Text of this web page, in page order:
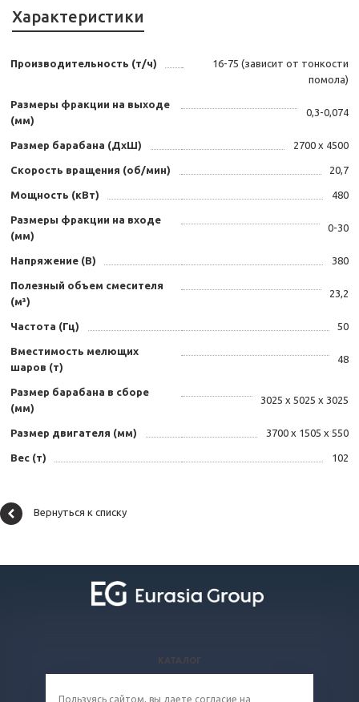
Характеристики
Производительность (т/ч)
16-75 (зависит от тонкости
помола)
Размеры фракции на выходе
(мм)
0,3-0,074
Размер барабана (ДxШ) 2700 х 4500
Скорость вращения (об/мин) 20,7
Мощность (кВт) 480
Размеры фракции на входе
(мм)
0-30
Напряжение (В) 380
Полезный объем смесителя
(м³)
23,2
Частота (Гц) 50
Вместимость мелющих
шаров (т)
48
Размер барабана в сборе
(мм)
3025 х 5025 х 3025
Размер двигателя (мм) 3700 х 1505 х 550
Вес (т) 102
Вернуться к списку
КАТАЛОГ
Пользуясь сайтом, вы даете согласие на